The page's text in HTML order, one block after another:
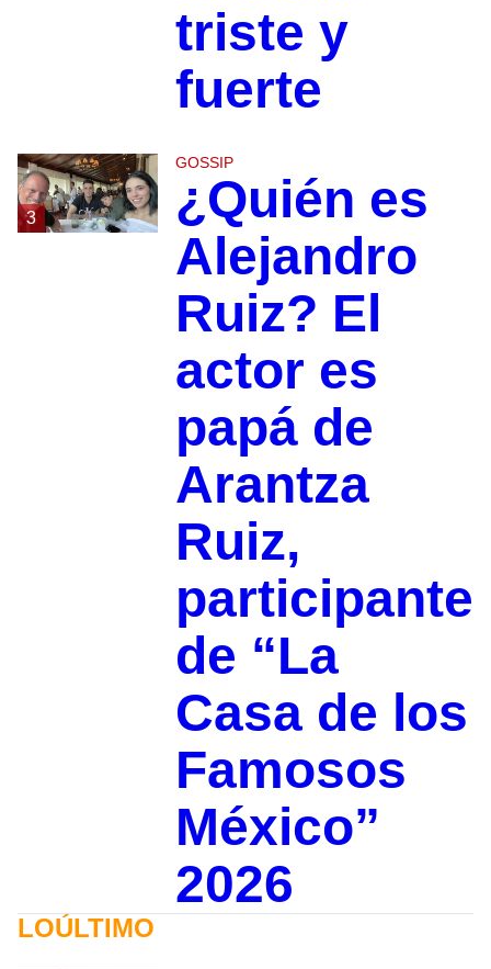
triste y
fuerte
3
GOSSIP
¿Quién es
Alejandro
Ruiz? El
actor es
papá de
Arantza
Ruiz,
participante
de “La
Casa de los
Famosos
México”
2026
LOÚLTIMO